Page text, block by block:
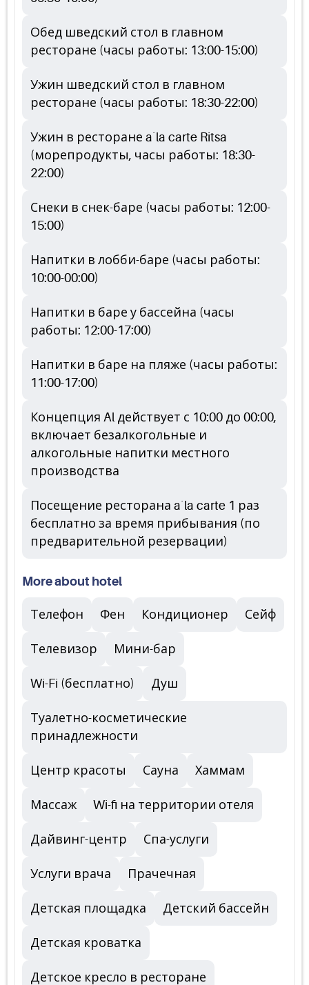
Обед шведский стол в главном
ресторане (часы работы: 13:00-15:00)
Ужин шведский стол в главном
ресторане (часы работы: 18:30-22:00)
Ужин в ресторане a`la carte Ritsa
(морепродукты, часы работы: 18:30-
22:00)
Снеки в снек-баре (часы работы: 12:00-
15:00)
Напитки в лобби-баре (часы работы:
10:00-00:00)
Напитки в баре у бассейна (часы
работы: 12:00-17:00)
Напитки в баре на пляже (часы работы:
11:00-17:00)
Концепция Al действует с 10:00 до 00:00,
включает безалкогольные и
алкогольные напитки местного
производства
Посещение ресторана a`la carte 1 раз
бесплатно за время прибывания (по
предварительной резервации)
More about hotel
Телефон Фен Кондиционер Сейф
Телевизор Мини-бар
Wi-Fi (бесплатно) Душ
Туалетно-косметические
принадлежности
Центр красоты Сауна Хаммам
Массаж Wi-fi на территории отеля
Дайвинг-центр Спа-услуги
Услуги врача Прачечная
Детская площадка Детский бассейн
Детская кроватка
Детское кресло в ресторане